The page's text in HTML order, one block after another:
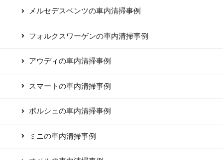
メルセデスベンツの車内清掃事例
フォルクスワーゲンの車内清掃事例
アウディの車内清掃事例
スマートの車内清掃事例
ポルシェの車内清掃事例
ミニの車内清掃事例